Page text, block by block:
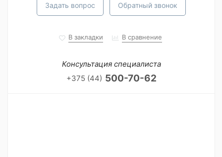
Задать вопрос Обратный звонок
В закладки В сравнение
Консультация специалиста
+375 (44) 500-70-62